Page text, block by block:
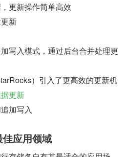
更新操作简单高效
新
写入模式，通过后台合并处理更
）引入了更高效的更新机
更新
加写入
应用领域